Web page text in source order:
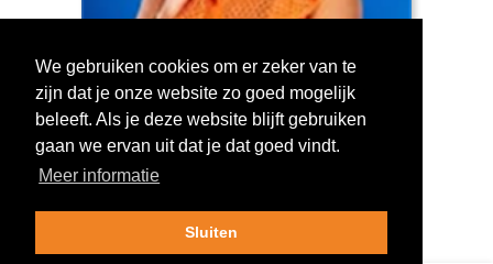
Log in om te stemmen!
We gebruiken cookies om er zeker van te
zijn dat je onze website zo goed mogelijk
beleeft. Als je deze website blijft gebruiken
gaan we ervan uit dat je dat goed vindt.
Meer informatie
Sluiten